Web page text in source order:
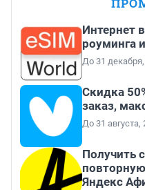
Интернет
роуминга
До 31
Скидка
заказ,
До 31 августа,
Получить
Яндекс